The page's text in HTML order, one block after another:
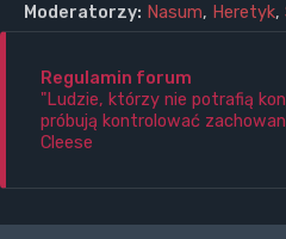
Moderatorzy: Nasum, Heretyk,
Regulamin forum
"Ludzie, którzy nie potrafią
próbują kontrolować
Cleese